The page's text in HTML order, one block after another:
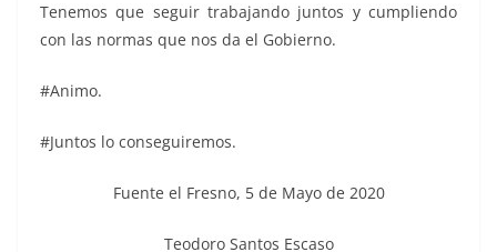
Tenemos que seguir trabajando juntos y cumpliendo
con las normas que nos da el Gobierno.
#Animo.
#Juntos lo conseguiremos.
Fuente el Fresno, 5 de Mayo de 2020
Teodoro Santos Escaso